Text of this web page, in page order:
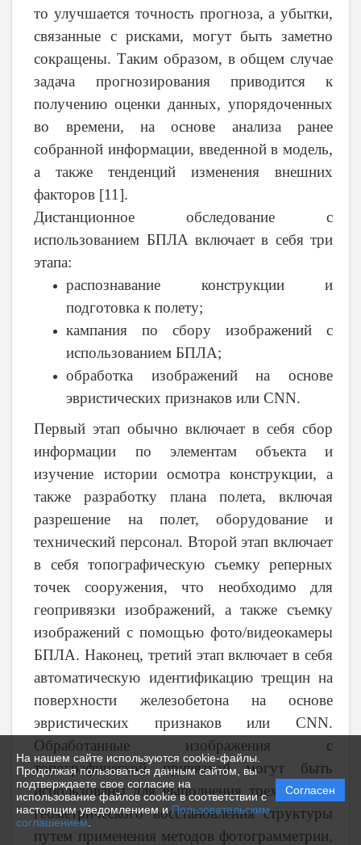
На нашем сайте используются cookie-файлы.
Продолжая пользоваться данным сайтом, вы
подтверждаете свое согласие на
использование файлов cookie в соответствии с
настоящим уведомлением иПользовательским
соглашением
Согласен
то улучшается точность прогноза, а убытки,
связанные с рисками, могут быть заметно
сокращены. Таким образом, в общем случае
задача прогнозирования приводится к
получению оценки данных, упорядоченных
во времени, на основе анализа ранее
собранной информации, введенной в модель,
а также тенденций изменения внешних
факторов [11].
Дистанционное обследование с
использованием БПЛА включает в себя три
этапа:
распознавание конструкции и
подготовка к полету;
кампания по сбору изображений с
использованием БПЛА;
обработка изображений на основе
эвристических признаков или CNN.
Первый этап обычно включает в себя сбор
информации по элементам объекта и
изучение истории осмотра конструкции, а
также разработку плана полета, включая
разрешение на полет, оборудование и
технический персонал. Второй этап включает
в себя топографическую съемку реперных
точек сооружения, что необходимо для
геопривязки изображений, а также съемку
изображений с помощью фото/видеокамеры
БПЛА. Наконец, третий этап включает в себя
автоматическую идентификацию трещин на
поверхности железобетона на основе
эвристических признаков или CNN.
Обработанные изображения с
топографической привязкой могут быть
использованы для выполнения трехмерного
геометрического восстановления структуры
путем применения методов фотограмметрии,